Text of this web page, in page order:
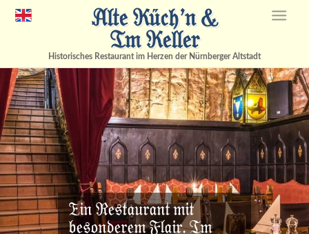
Alte Küch’n &
Im Keller
Historisches Restaurant im Herzen der Nürnberger Altstadt
Ein Restaurant mit
besonderem Flair. Im